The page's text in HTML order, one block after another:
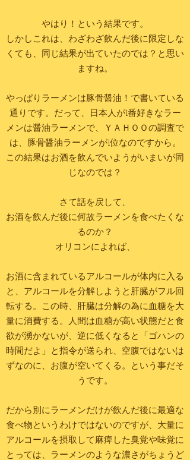
やはり！という結果です。
しかしこれは、わざわざ飲んだ後に限定しな
くても、同じ結果が出ていたのでは？と思い
ますね。
やっぱりラーメンは豚骨醤油！で書いている
通りです。だって、日本人が1番好きなラー
メンは醤油ラーメンで、ＹＡＨＯＯの調査で
は、豚骨醤油ラーメンが1位なのですから。
この結果はお酒を飲んでいようがいまいが同
じなのでは？
さて話を戻して、
お酒を飲んだ後に何故ラーメンを食べたくな
るのか？
オリコンによれば、
お酒に含まれているアルコールが体内に入る
と、アルコールを分解しようと肝臓がフル回
転する。この時、肝臓は分解の為に血糖を大
量に消費する。人間は血糖が高い状態だと食
欲が湧かないが、逆に低くなると「ゴハンの
時間だよ」と指令が送られ、空腹ではないは
ずなのに、お腹が空いてくる。という事だそ
うです。
だから別にラーメンだけが飲んだ後に最適な
食べ物というわけではないのですが、大量に
アルコールを摂取して麻痺した臭覚や味覚に
とっては、ラーメンのような濃さがちょうど